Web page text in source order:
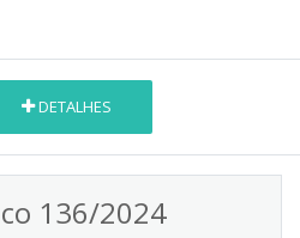
DETALHES
136/2024